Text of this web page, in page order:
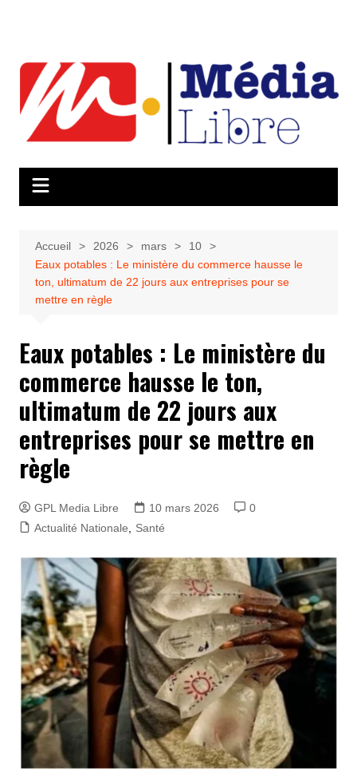
contenu
Accueil 2026 mars
10
Eaux potables : Le ministère du commerce hausse le
ton, ultimatum de 22 jours aux entreprises pour se
mettre en règle
Eaux potables : Le ministère du
commerce hausse le ton,
ultimatum de 22 jours aux
entreprises pour se mettre en
règle
GPL Media Libre 10 mars 2026
0
Actualité Nationale
Santé